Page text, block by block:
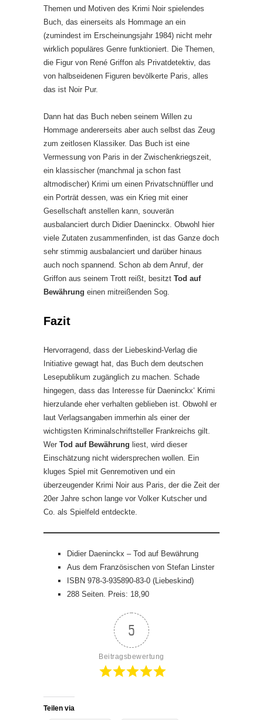
Themen und Motiven des Krimi Noir spielendes
Buch, das einerseits als Hommage an ein
(zumindest im Erscheinungsjahr 1984) nicht mehr
wirklich populäres Genre funktioniert. Die Themen,
die Figur von René Griffon als Privatdetektiv, das
von halbseidenen Figuren bevölkerte Paris, alles
das ist Noir Pur.
Dann hat das Buch neben seinem Willen zu
Hommage andererseits aber auch selbst das Zeug
zum zeitlosen Klassiker. Das Buch ist eine
Vermessung von Paris in der Zwischenkriegszeit,
ein klassischer (manchmal ja schon fast
altmodischer) Krimi um einen Privatschnüffler und
ein Porträt dessen, was ein Krieg mit einer
Gesellschaft anstellen kann, souverän
ausbalanciert durch Didier Daeninckx. Obwohl hier
viele Zutaten zusammenfinden, ist das Ganze doch
sehr stimmig ausbalanciert und darüber hinaus
auch noch spannend. Schon ab dem Anruf, der
Griffon aus seinem Trott reißt, besitzt Tod auf
Bewährung einen mitreißenden Sog.
Fazit
Hervorragend, dass der Liebeskind-Verlag die
Initiative gewagt hat, das Buch dem deutschen
Lesepublikum zugänglich zu machen. Schade
hingegen, dass das Interesse für Daeninckx‘ Krimi
hierzulande eher verhalten geblieben ist. Obwohl er
laut Verlagsangaben immerhin als einer der
wichtigsten Kriminalschriftsteller Frankreichs gilt.
Wer Tod auf Bewährung liest, wird dieser
Einschätzung nicht widersprechen wollen. Ein
kluges Spiel mit Genremotiven und ein
überzeugender Krimi Noir aus Paris, der die Zeit der
20er Jahre schon lange vor Volker Kutscher und
Co. als Spielfeld entdeckte.
Didier Daeninckx – Tod auf Bewährung
Aus dem Französischen von Stefan Linster
ISBN 978-3-935890-83-0 (Liebeskind)
288 Seiten. Preis: 18,90
5
Beitragsbewertung
Teilen via